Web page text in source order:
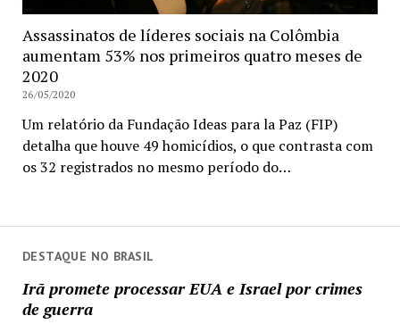
DESTAQUE NO BRASIL
Irã promete processar EUA e Israel por crimes
de guerra
Assassinatos de líderes sociais na Colômbia
aumentam 53% nos primeiros quatro meses de
2020
26/05/2020
Um relatório da Fundação Ideas para la Paz (FIP)
detalha que houve 49 homicídios, o que contrasta com
os 32 registrados no mesmo período do…